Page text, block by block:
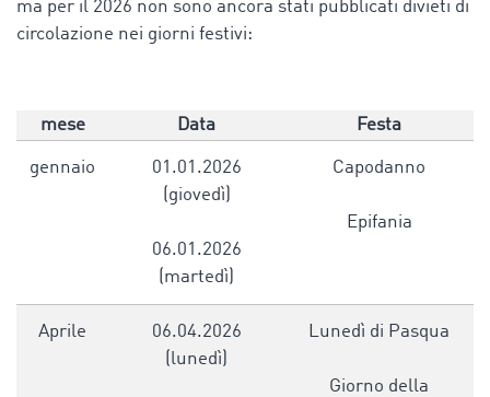
ma per il 2026 non sono ancora stati pubblicati divieti di
circolazione nei giorni festivi:
mese Data Festa
gennaio
01.01.2026
(giovedì)
06.01.2026
(martedì)
Capodanno
Epifania
Aprile
06.04.2026
(lunedì)
Lunedì di Pasqua
Giorno della